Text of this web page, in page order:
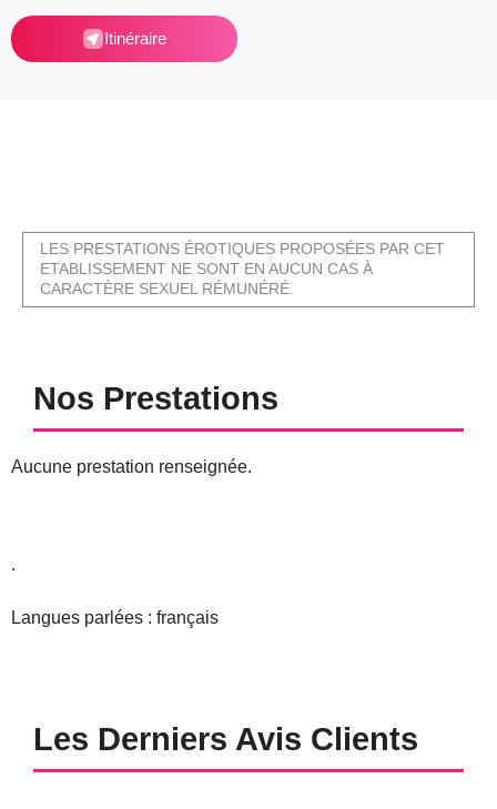
Itinéraire
LES PRESTATIONS ÉROTIQUES PROPOSÉES PAR CET
ETABLISSEMENT NE SONT EN AUCUN CAS À
CARACTÈRE SEXUEL RÉMUNÉRÉ.
Nos Prestations
Aucune prestation renseignée.
.
Langues parlées : français
Les Derniers Avis Clients